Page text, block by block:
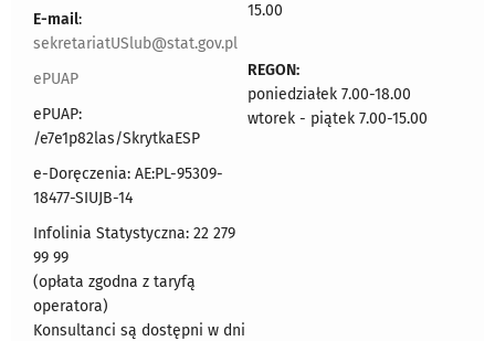
E-mail:
sekretariatUSlub@stat.gov.pl
ePUAP
ePUAP:
/e7e1p82las/SkrytkaESP
e-Doręczenia: AE:PL-95309-
18477-SIUJB-14
Infolinia Statystyczna: 22 279
99 99
(opłata zgodna z taryfą
operatora)
Konsultanci są dostępni w dni
15.00
REGON:
poniedziałek 7.00-18.00
wtorek - piątek 7.00-15.00